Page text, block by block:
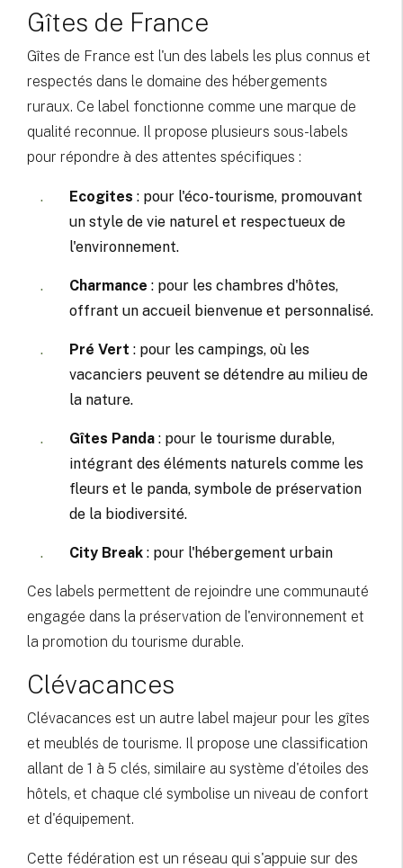
Gîtes de France
Gîtes de France est l'un des labels les plus connus et
respectés dans le domaine des hébergements
ruraux. Ce label fonctionne comme une marque de
qualité reconnue. Il propose plusieurs sous-labels
pour répondre à des attentes spécifiques :
Ecogites : pour l'éco-tourisme, promouvant
un style de vie naturel et respectueux de
l'environnement.
Charmance : pour les chambres d'hôtes,
offrant un accueil bienvenue et personnalisé.
Pré Vert : pour les campings, où les
vacanciers peuvent se détendre au milieu de
la nature.
Gîtes Panda : pour le tourisme durable,
intégrant des éléments naturels comme les
fleurs et le panda, symbole de préservation
de la biodiversité.
City Break : pour l'hébergement urbain
Ces labels permettent de rejoindre une communauté
engagée dans la préservation de l'environnement et
la promotion du tourisme durable.
Clévacances
Clévacances est un autre label majeur pour les gîtes
et meublés de tourisme. Il propose une classification
allant de 1 à 5 clés, similaire au système d'étoiles des
hôtels, et chaque clé symbolise un niveau de confort
et d'équipement.
Cette fédération est un réseau qui s'appuie sur des